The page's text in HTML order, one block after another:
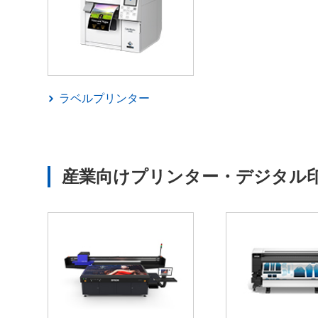
ラベルプリンター
産業向けプリンター・デジタル